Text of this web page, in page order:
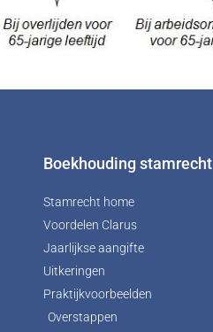
Boekhouding stamrecht
Stamrecht home
Voordelen Clarus
Jaarlijkse aangifte
Uitkeringen
Praktijkvoorbeelden
Overstappen